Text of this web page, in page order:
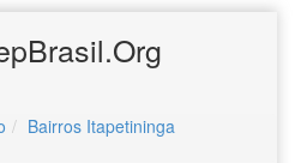
Bairros Itapetininga